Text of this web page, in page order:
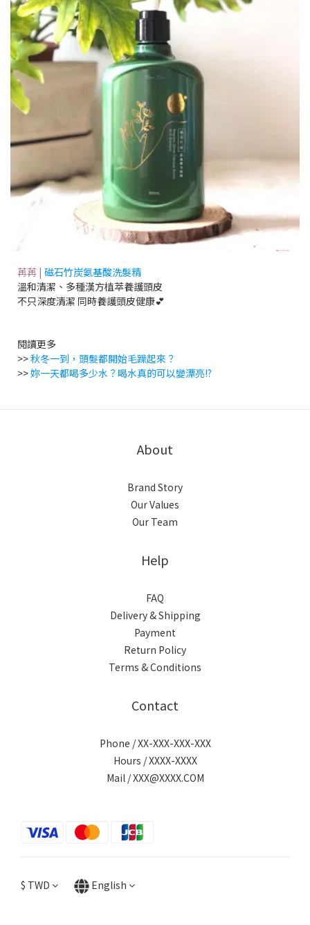
苒苒 | 磁石竹炭氨基酸洗髮精
溫和清潔、多種漢方植萃養護頭皮
不只深度清潔 同時養護頭皮健康💕
閱讀更多
>>秋冬一到，頭髮都開始毛躁起來？
>>妳一天都喝多少水？喝水真的可以變漂亮!?
About
Brand Story
Our Values
Our Team
Help
FAQ
Delivery & Shipping
Payment
Return Policy
Terms & Conditions
Contact
Phone / XX-XXX-XXX-XXX
Hours / XXXX-XXXX
Mail / XXX@XXXX.COM
$ TWD English